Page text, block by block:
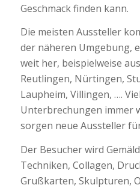
Geschmack finden kann.
Die meisten Aussteller
der näheren Umgebung,
weit her, beispielweise
Reutlingen, Nürtingen,
Laupheim, Villingen, ….
Unterbrechungen immer
sorgen neue Aussteller
Der Besucher wird
Techniken, Collagen,
Grußkarten, Skulpturen,